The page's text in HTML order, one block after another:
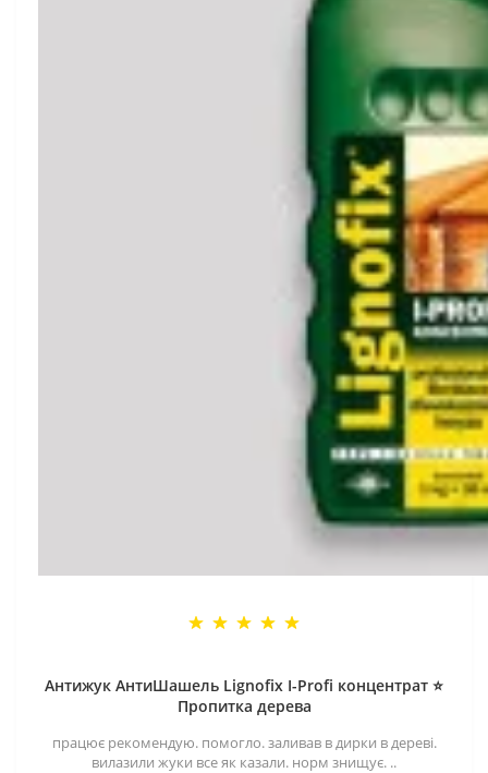
Антижук АнтиШашель Lignofix I-Profi концентрат ⭐
Пропитка дерева
працює рекомендую. помогло. заливав в дирки в дереві.
вилазили жуки все як казали. норм знищує. ..